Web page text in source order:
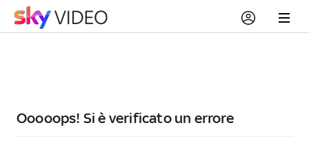
Ooooops! Si è verificato un errore